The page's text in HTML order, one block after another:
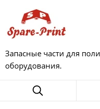
Запасные части для
оборудования.